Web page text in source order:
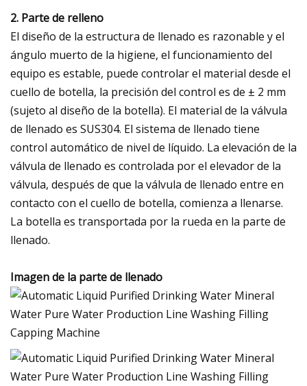
2. Parte de relleno
El diseño de la estructura de llenado es razonable y el
ángulo muerto de la higiene, el funcionamiento del
equipo es estable, puede controlar el material desde el
cuello de botella, la precisión del control es de ± 2 mm
(sujeto al diseño de la botella). El material de la válvula
de llenado es SUS304. El sistema de llenado tiene
control automático de nivel de líquido. La elevación de la
válvula de llenado es controlada por el elevador de la
válvula, después de que la válvula de llenado entre en
contacto con el cuello de botella, comienza a llenarse.
La botella es transportada por la rueda en la parte de
llenado.
Imagen de la parte de llenado